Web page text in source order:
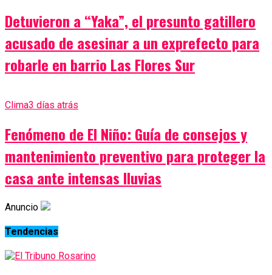
Detuvieron a “Yaka”, el presunto gatillero
acusado de asesinar a un exprefecto para
robarle en barrio Las Flores Sur
Clima3 días atrás
Fenómeno de El Niño: Guía de consejos y
mantenimiento preventivo para proteger la
casa ante intensas lluvias
Anuncio
Tendencias